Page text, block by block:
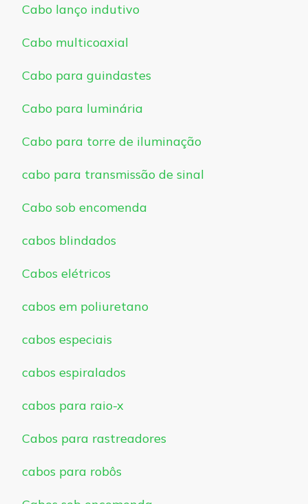
Cabo lanço indutivo
Cabo multicoaxial
Cabo para guindastes
Cabo para luminária
Cabo para torre de iluminação
cabo para transmissão de sinal
Cabo sob encomenda
cabos blindados
Cabos elétricos
cabos em poliuretano
cabos especiais
cabos espiralados
cabos para raio-x
Cabos para rastreadores
cabos para robôs